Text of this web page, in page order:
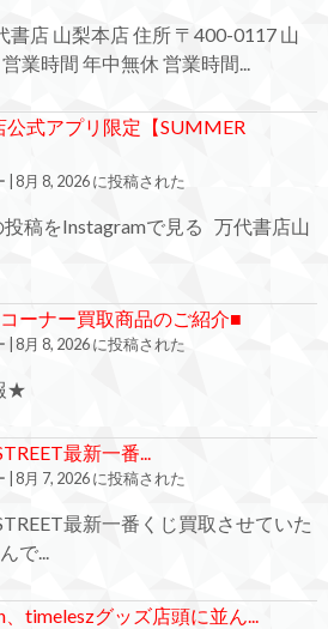
書店 山梨本店 住所 〒400-0117 山
業時間 年中無休 営業時間...
式アプリ限定【SUMMER
8月 8, 2026 に投稿された
稿をInstagramで見る 万代書店山
ーナー買取商品のご紹介■
8月 8, 2026 に投稿された
★
最新一番...
8月 7, 2026 に投稿された
最新一番くじ買取させていた
で...
、timeleszグッズ店頭に並ん...